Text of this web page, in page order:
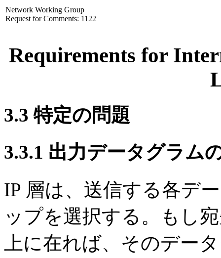
Network Working Group
Request for Comments: 1122
Requirements for
3.3 特定の問題
3.3.1 出力データグラム
IP 層は、送信する各デ
ップを選択する。もし
上に在れば、そのデー